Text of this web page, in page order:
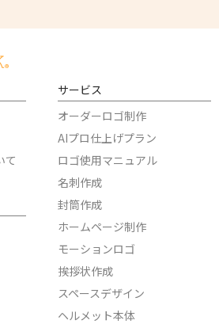
て
サービス
オーダーロゴ制作
AIプロ仕上げプラン
ロゴ使用マニュアル
名刺作成
封筒作成
ホームページ制作
モーションロゴ
挨拶状作成
スペースデザイン
ヘルメット本体